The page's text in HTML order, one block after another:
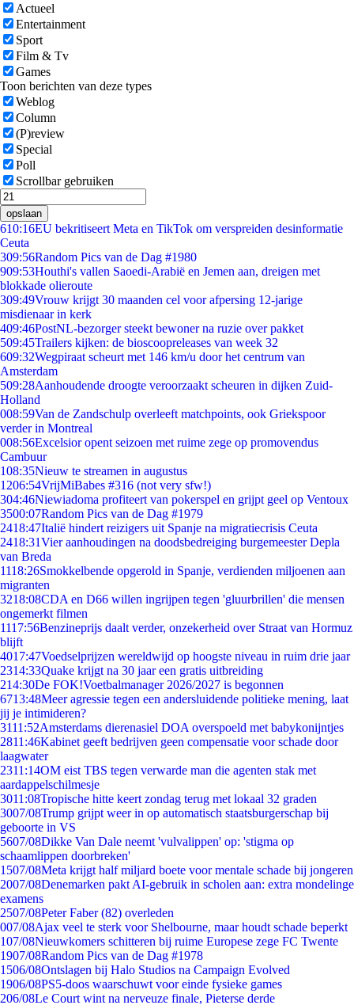
Actueel
Entertainment
Sport
Film & Tv
Games
Toon berichten van deze types
Weblog
Column
(P)review
Special
Poll
Scrollbar gebruiken
opslaan
610:16EU bekritiseert Meta en TikTok om verspreiden desinformatie
Ceuta
309:56Random Pics van de Dag #1980
909:53Houthi's vallen Saoedi-Arabië en Jemen aan, dreigen met
blokkade olieroute
309:49Vrouw krijgt 30 maanden cel voor afpersing 12-jarige
misdienaar in kerk
409:46PostNL-bezorger steekt bewoner na ruzie over pakket
509:45Trailers kijken: de bioscoopreleases van week 32
609:32Wegpiraat scheurt met 146 km/u door het centrum van
Amsterdam
509:28Aanhoudende droogte veroorzaakt scheuren in dijken Zuid-
Holland
008:59Van de Zandschulp overleeft matchpoints, ook Griekspoor
verder in Montreal
008:56Excelsior opent seizoen met ruime zege op promovendus
Cambuur
108:35Nieuw te streamen in augustus
1206:54VrijMiBabes #316 (not very sfw!)
304:46Niewiadoma profiteert van pokerspel en grijpt geel op Ventoux
3500:07Random Pics van de Dag #1979
2418:47Italië hindert reizigers uit Spanje na migratiecrisis Ceuta
2418:31Vier aanhoudingen na doodsbedreiging burgemeester Depla
van Breda
1118:26Smokkelbende opgerold in Spanje, verdienden miljoenen aan
migranten
3218:08CDA en D66 willen ingrijpen tegen 'gluurbrillen' die mensen
ongemerkt filmen
1117:56Benzineprijs daalt verder, onzekerheid over Straat van Hormuz
blijft
4017:47Voedselprijzen wereldwijd op hoogste niveau in ruim drie jaar
2314:33Quake krijgt na 30 jaar een gratis uitbreiding
214:30De FOK!Voetbalmanager 2026/2027 is begonnen
6713:48Meer agressie tegen een andersluidende politieke mening, laat
jij je intimideren?
3111:52Amsterdams dierenasiel DOA overspoeld met babykonijntjes
2811:46Kabinet geeft bedrijven geen compensatie voor schade door
laagwater
2311:14OM eist TBS tegen verwarde man die agenten stak met
aardappelschilmesje
3011:08Tropische hitte keert zondag terug met lokaal 32 graden
3007/08Trump grijpt weer in op automatisch staatsburgerschap bij
geboorte in VS
5607/08Dikke Van Dale neemt 'vulvalippen' op: 'stigma op
schaamlippen doorbreken'
1507/08Meta krijgt half miljard boete voor mentale schade bij jongeren
2007/08Denemarken pakt AI-gebruik in scholen aan: extra mondelinge
examens
2507/08Peter Faber (82) overleden
007/08Ajax veel te sterk voor Shelbourne, maar houdt schade beperkt
107/08Nieuwkomers schitteren bij ruime Europese zege FC Twente
1907/08Random Pics van de Dag #1978
1506/08Ontslagen bij Halo Studios na Campaign Evolved
1906/08PS5-doos waarschuwt voor einde fysieke games
206/08Le Court wint na nerveuze finale, Pieterse derde